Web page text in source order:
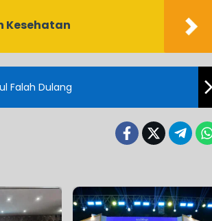
Kesehatan
Falah Dulang